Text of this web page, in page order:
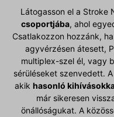
Látogasson el a Stroke
csoportjába, ahol
Csatlakozzon hozzánk,
agyvérzésen átesett,
multiplex-szel él, vagy
sérüléseket szenvedett.
akik hasonló
már sikeresen
önállóságukat. A